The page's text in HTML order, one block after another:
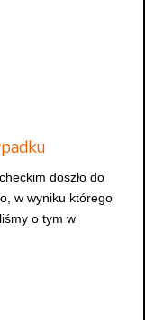
doszło do
w wyniku którego
o tym w